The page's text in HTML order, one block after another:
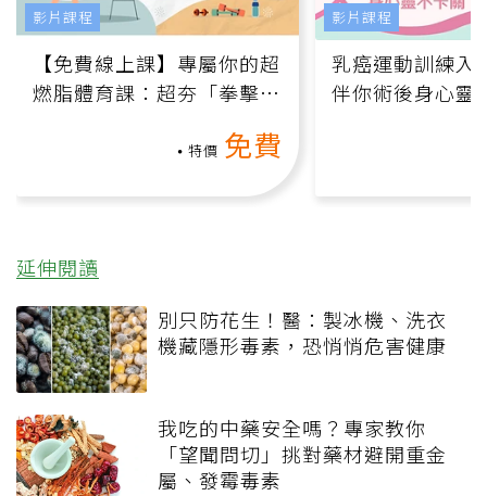
【免費線上課】專屬你的超
燃脂體育課：超夯「拳擊有
特價 免費
影片課程
乳癌運動訓練入
伴你術後身心靈
影片課程
延伸閱讀
別只防花生！醫：製冰機、洗衣
機藏隱形毒素，恐悄悄危害健康
我吃的中藥安全嗎？專家教你
「望聞問切」挑對藥材避開重金
屬、發霉毒素